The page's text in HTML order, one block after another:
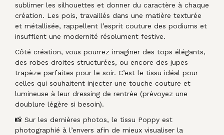
sublimer les silhouettes et donner du caractère à chaque
création. Les pois, travaillés dans une matière texturée
et métallisée, rappellent l’esprit couture des podiums et
insufflent une modernité résolument festive.
Côté création, vous pourrez imaginer des tops élégants,
des robes droites structurées, ou encore des jupes
trapèze parfaites pour le soir. C’est le tissu idéal pour
celles qui souhaitent injecter une touche couture et
lumineuse à leur dressing de rentrée (prévoyez une
doublure légère si besoin).
📸 Sur les dernières photos, le tissu Poppy est
photographié à l’envers afin de mieux visualiser la